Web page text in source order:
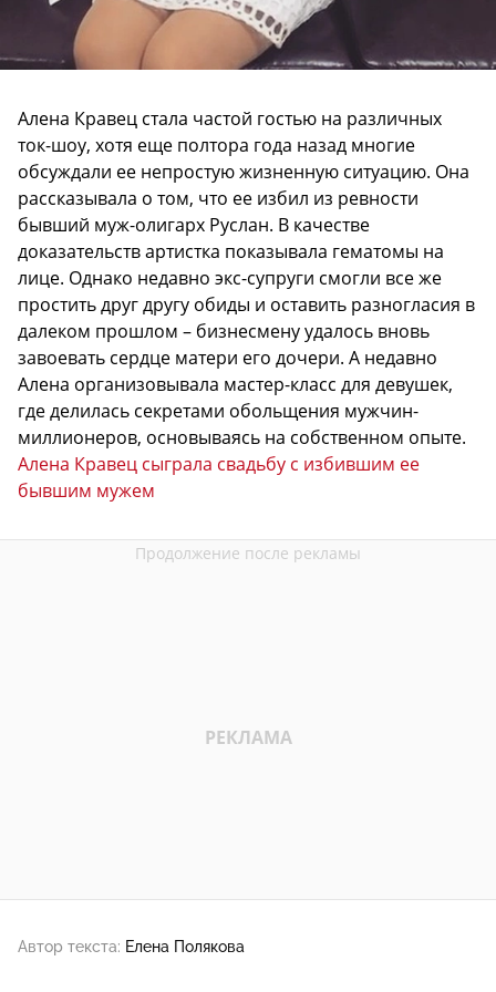
Алена Кравец стала частой гостью на различных
ток-шоу, хотя еще полтора года назад многие
обсуждали ее непростую жизненную ситуацию. Она
рассказывала о том, что ее избил из ревности
бывший муж-олигарх Руслан. В качестве
доказательств артистка показывала гематомы на
лице. Однако недавно экс-супруги смогли все же
простить друг другу обиды и оставить разногласия в
далеком прошлом – бизнесмену удалось вновь
завоевать сердце матери его дочери. А недавно
Алена организовывала мастер-класс для девушек,
где делилась секретами обольщения мужчин-
миллионеров, основываясь на собственном опыте.
Алена Кравец сыграла свадьбу с избившим ее
бывшим мужем
Автор текста: Елена Полякова